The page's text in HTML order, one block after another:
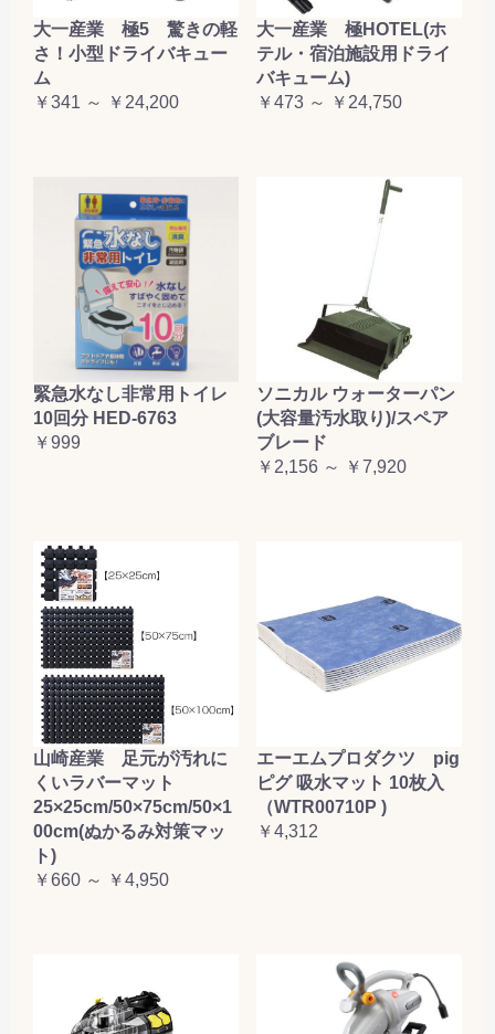
大一産業 極5 驚きの軽
さ！小型ドライバキュー
ム
￥341 ～ ￥24,200
大一産業 極HOTEL(ホ
テル・宿泊施設用ドライ
バキューム)
￥473 ～ ￥24,750
緊急水なし非常用トイレ
10回分 HED-6763
￥999
ソニカル ウォーターパン
(大容量汚水取り)/スペア
ブレード
￥2,156 ～ ￥7,920
山崎産業 足元が汚れに
くいラバーマット
25×25cm/50×75cm/50×1
00cm(ぬかるみ対策マッ
ト)
￥660 ～ ￥4,950
エーエムプロダクツ pig
ピグ 吸水マット 10枚入
（WTR00710P )
￥4,312